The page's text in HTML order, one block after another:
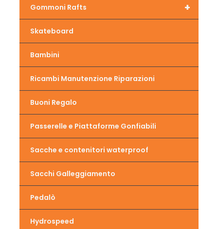
+
Gommoni Rafts
Skateboard
Bambini
Ricambi Manutenzione Riparazioni
Buoni Regalo
Passerelle e Piattaforme Gonfiabili
Sacche e contenitori waterproof
Sacchi Galleggiamento
Pedalò
Hydrospeed